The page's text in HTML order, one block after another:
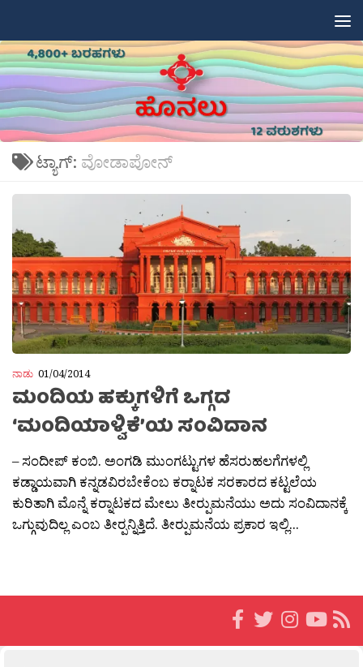
ಟ್ಯಾಗ್: ವೋಡಾಪೋನ್
ನಾಡು 01/04/2014
ಮಂದಿಯ ಹಕ್ಕುಗಳಿಗೆ ಒಗ್ಗದ
‘ಮಂದಿಯಾಳ್ವಿಕೆ’ಯ ಸಂವಿದಾನ
– ಸಂದೀಪ್ ಕಂಬಿ. ಅಂಗಡಿ ಮುಂಗಟ್ಟುಗಳ ಹೆಸರುಹಲಗೆಗಳಲ್ಲಿ
ಕಡ್ಡಾಯವಾಗಿ ಕನ್ನಡವಿರಬೇಕೆಂಬ ಕರ್‍ನಾಟಕ ಸರಕಾರದ ಕಟ್ಟಲೆಯ
ಕುರಿತಾಗಿ ಮೊನ್ನೆ ಕರ್‍ನಾಟಕದ ಮೇಲು ತೀರ್‍ಪುಮನೆಯು ಅದು ಸಂವಿದಾನಕ್ಕೆ
ಒಗ್ಗುವುದಿಲ್ಲ ಎಂಬ ತೀರ್‍ಪನ್ನಿತ್ತಿದೆ. ತೀರ್‍ಪುಮನೆಯ ಪ್ರಕಾರ ಇಲ್ಲಿ...